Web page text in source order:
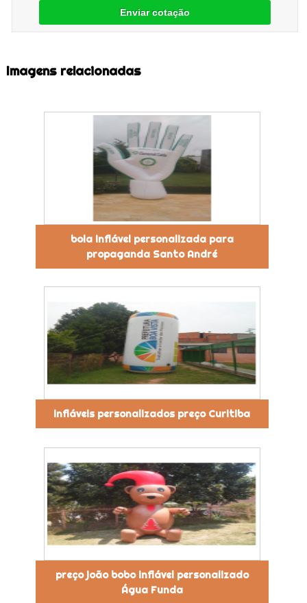
Enviar cotação
Imagens relacionadas
bola inflável personalizada para
propaganda Santo André
infláveis personalizados preço Curitiba
preço joão bobo inflável personalizado
Água Funda